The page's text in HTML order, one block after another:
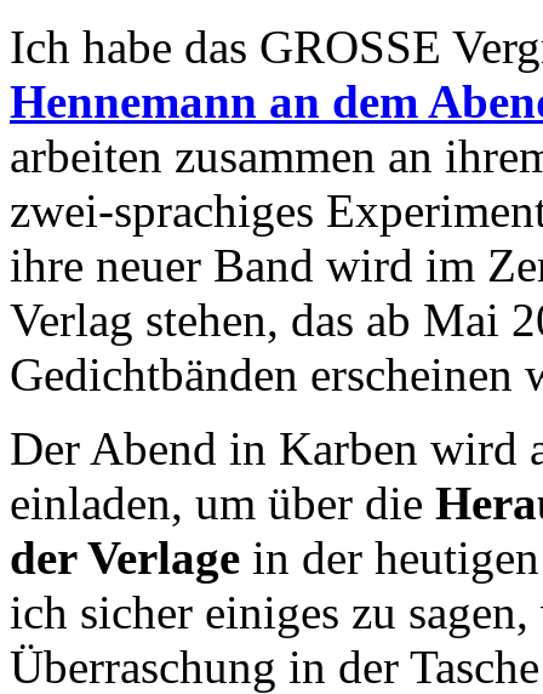
Ich habe das GROSSE
Hennemann an dem
arbeiten zusammen an
zwei-sprachiges
ihre neuer Band wird im
Verlag stehen, das ab Mai
Gedichtbänden erscheinen
Der Abend in Karben wird
einladen, um über die
der Verlage in der
ich sicher einiges zu
Überraschung in der